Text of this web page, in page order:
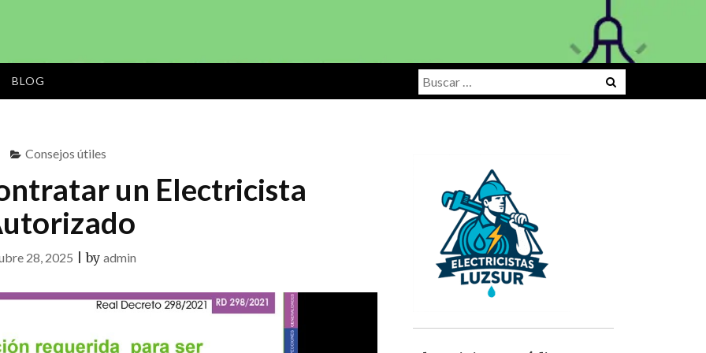
BLOG Buscar:
Consejos útiles
un Electricista
28, 2025 |by admin